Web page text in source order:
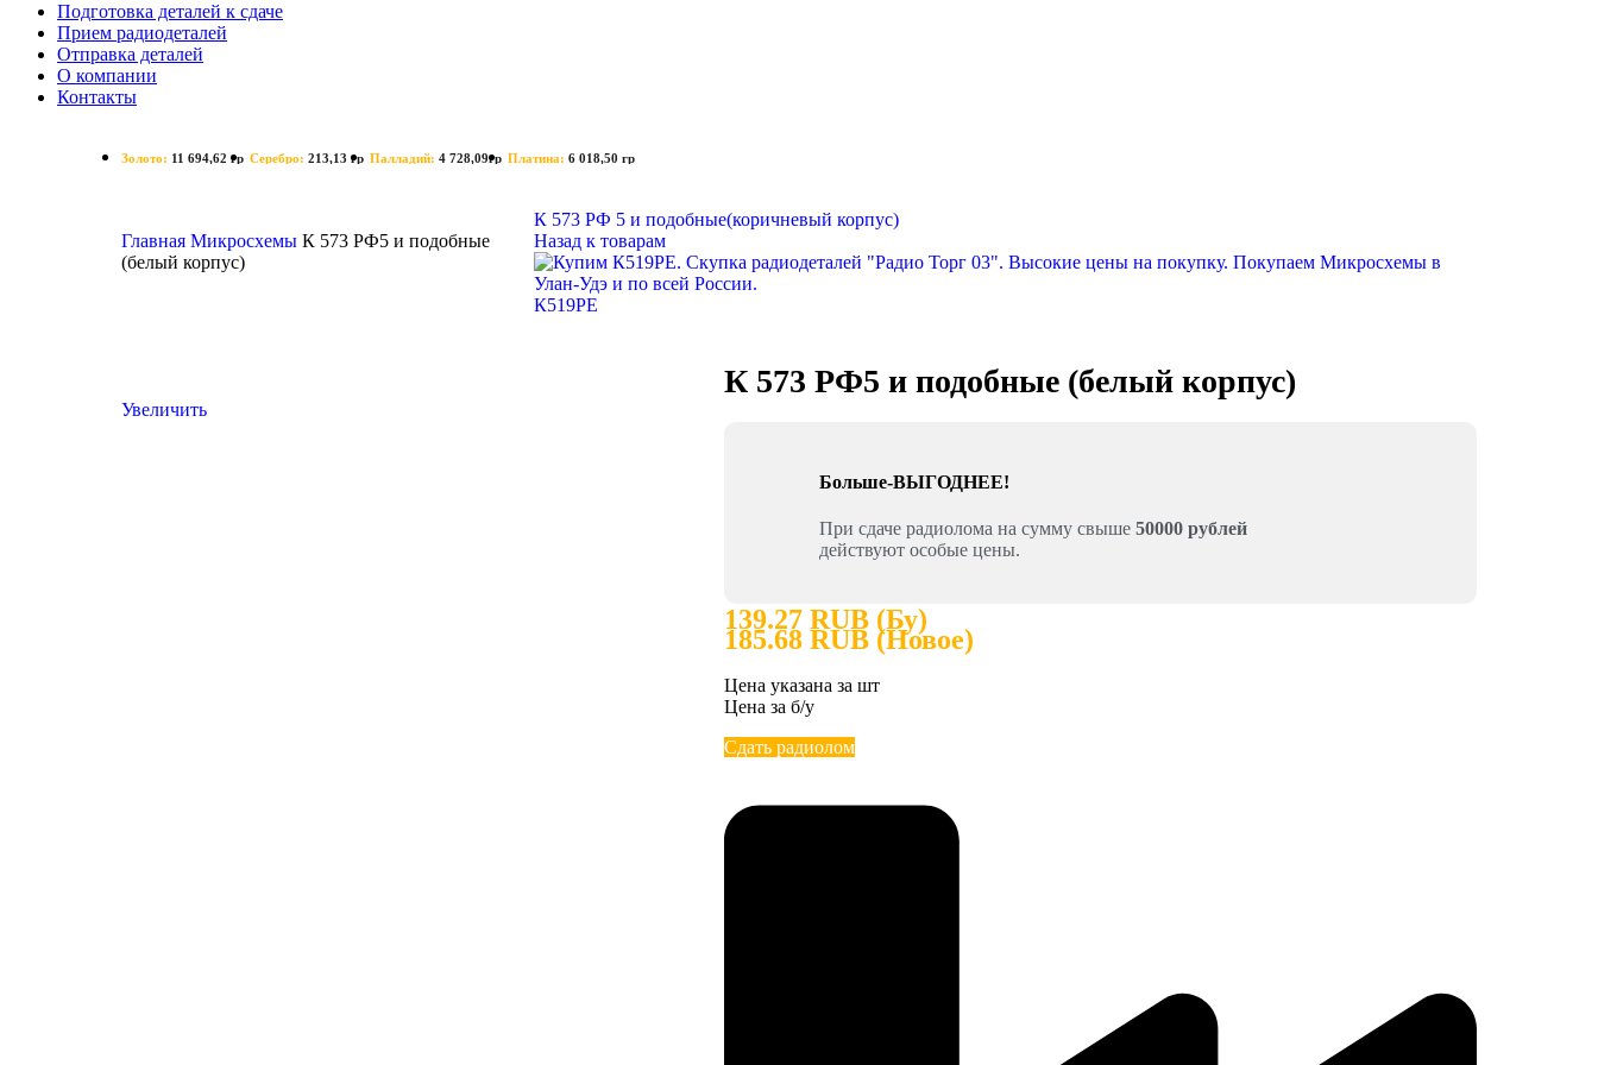
Подготовка деталей к сдаче
Прием радиодеталей
Отправка деталей
О компании
Контакты
Золото: 11 694,62 гр Серебро: 213,13 гр Палладий: 4 728,09гр Платина: 6 018,50 гр
Главная Микросхемы К 573 РФ5 и подобные
(белый корпус)
К 573 РФ 5 и подобные(коричневый корпус)
Назад к товарам
К519РЕ
Увеличить
К 573 РФ5 и подобные (белый корпус)
Больше-ВЫГОДНЕЕ!
При сдаче радиолома на сумму свыше 50000 рублей
действуют особые цены.
139.27 RUB (Бу)
185.68 RUB (Новое)
Цена указана за шт
Цена за б/у
Сдать радиолом